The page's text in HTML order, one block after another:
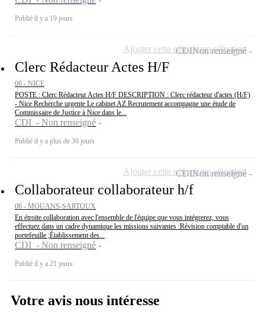
Publié il y a 19 jours
Clerc Rédacteur Actes H/F
06 - NICE
POSTE : Clerc Rédacteur Actes H/F DESCRIPTION : Clerc rédacteur d'actes (H/F)
- Nice Recherche urgente Le cabinet AZ Recrutement accompagne une étude de
Commissaire de Justice à Nice dans le...
CDI - Non renseigné
Publié il y a plus de 30 jours
CDINon renseigné
Ajouter cette offre à ma sélection
Collaborateur collaborateur h/f
06 - MOUANS-SARTOUX
En étroite collaboration avec l'ensemble de l'équipe que vous intégrerez, vous
effectuez dans un cadre dynamique les missions suivantes :Révision comptable d'un
portefeuille ;Établissement des...
CDI - Non renseigné
Publié il y a 21 jours
CDINon renseigné
Ajouter cette offre à ma sélection
Votre avis nous intéresse